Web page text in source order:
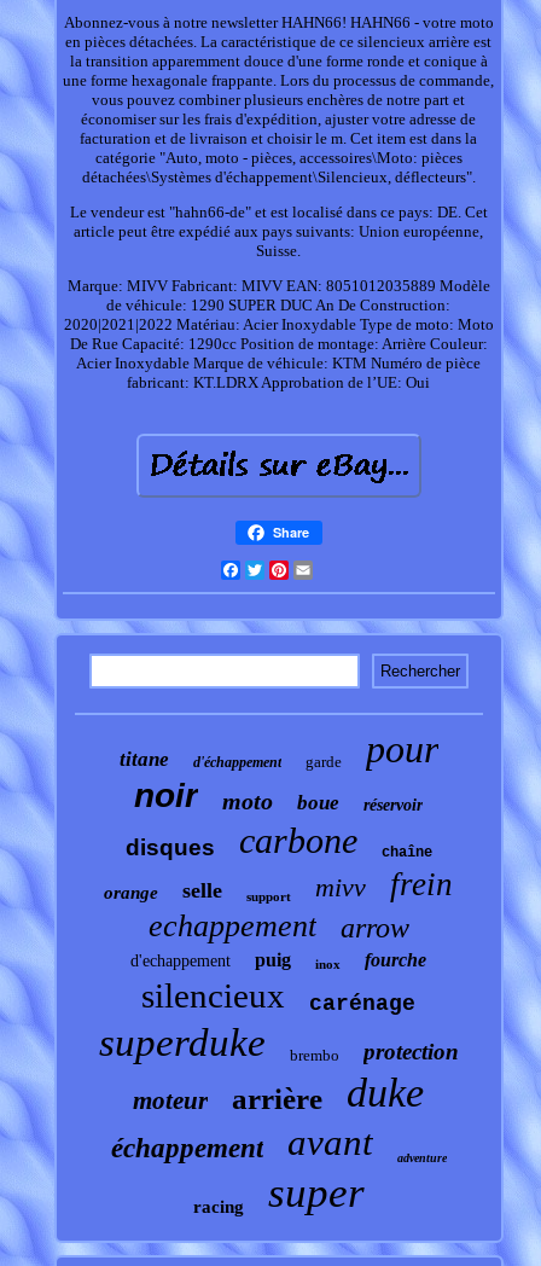
Abonnez-vous à notre newsletter HAHN66! HAHN66 - votre moto
en pièces détachées. La caractéristique de ce silencieux arrière est
la transition apparemment douce d'une forme ronde et conique à
une forme hexagonale frappante. Lors du processus de commande,
vous pouvez combiner plusieurs enchères de notre part et
économiser sur les frais d'expédition, ajuster votre adresse de
facturation et de livraison et choisir le m. Cet item est dans la
catégorie "Auto, moto - pièces, accessoires\Moto: pièces
détachées\Systèmes d'échappement\Silencieux, déflecteurs".
Le vendeur est "hahn66-de" et est localisé dans ce pays: DE. Cet
article peut être expédié aux pays suivants: Union européenne,
Suisse.
Marque: MIVV Fabricant: MIVV EAN: 8051012035889 Modèle
de véhicule: 1290 SUPER DUC An De Construction:
2020|2021|2022 Matériau: Acier Inoxydable Type de moto: Moto
De Rue Capacité: 1290cc Position de montage: Arrière Couleur:
Acier Inoxydable Marque de véhicule: KTM Numéro de pièce
fabricant: KT.LDRXApprobation de l’UE: Oui
Share
Facebook
TwitterPinterest
titane d'échappement garde pour
noir moto boue réservoir
disques carbone chaîne
orange selle support mivv frein
echappement arrow
d'echappement puig inox fourche
silencieux carénage
superduke brembo protection
moteur arrière duke
échappement avant adventure
racing super